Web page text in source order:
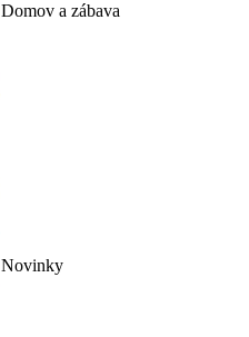
Domov a zábava
Novinky